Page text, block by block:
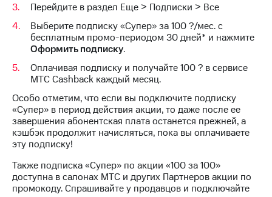
карту
Перейти
на
eSIM
и подписки
Premium
Подписка
на гигабайты
интернета,
фильмы,
музыка
и многое
на тарифы,
общие
подписки
и услуги,
доступ
к геолокации
безопасности
Всё
под
рукой
в Мой МТС
Посмотрите,
Перейдите в раздел Еще > Подписки > Все
Выберите подписку «Супер» за 100 ?/мес. с
бесплатным промо-периодом 30 дней* и нажмите
Оформить подписку.
Оплачивая подписку и получайте 100 ? в сервисе
МТС Cashback каждый месяц.
Особо отметим, что если вы подключите подписку
«Супер» в период действия акции, то даже после ее
завершения абонентская плата останется прежней, а
кэшбэк продолжит начисляться, пока вы оплачиваете
эту подписку!
Также подписка «Супер» по акции «100 за 100»
доступна в салонах МТС и других Партнеров акции по
промокоду. Спрашивайте у продавцов и подключайте